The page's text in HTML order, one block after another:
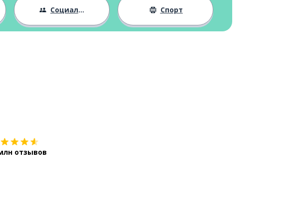
Социальная жизнь Спорт
отзывов